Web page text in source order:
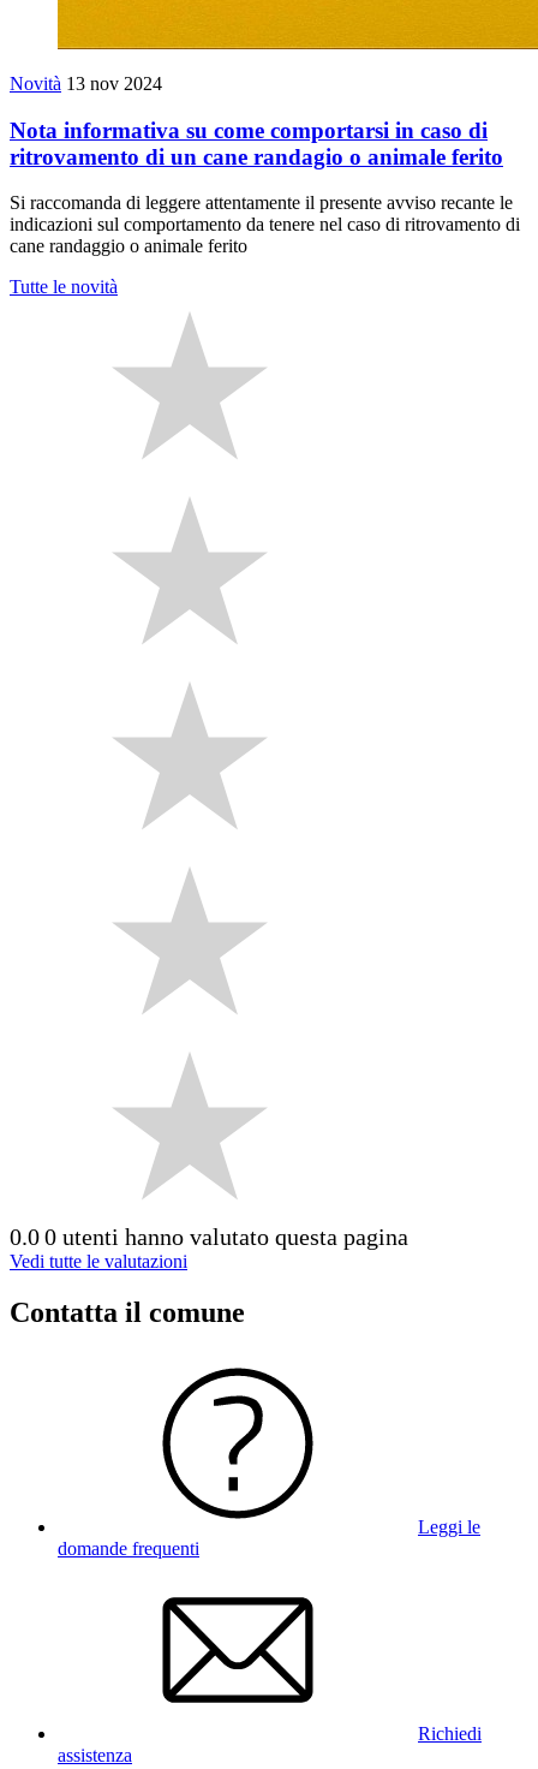
Novità 13 nov 2024
Nota informativa su come comportarsi in caso di
ritrovamento di un cane randagio o animale ferito
Si raccomanda di leggere attentamente il presente avviso recante le
indicazioni sul comportamento da tenere nel caso di ritrovamento di
cane randaggio o animale ferito
Tutte le novità
0.00 utenti hanno valutato questa pagina
Vedi tutte le valutazioni
Contatta il comune
Leggi le
domande frequenti
Richiedi
assistenza